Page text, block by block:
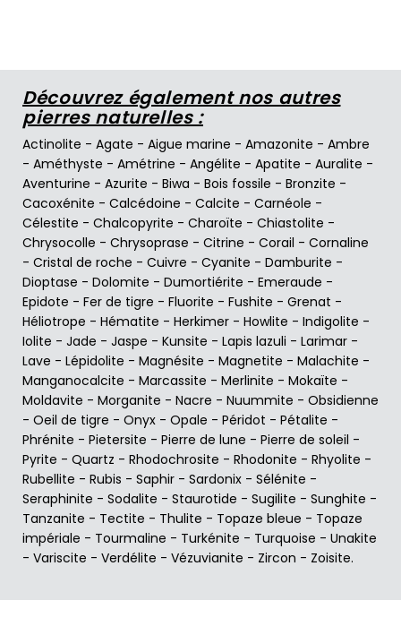
Découvrez également nos autres
pierres naturelles :
Actinolite - Agate - Aigue marine - Amazonite - Ambre
- Améthyste - Amétrine - Angélite - Apatite - Auralite -
Aventurine - Azurite - Biwa - Bois fossile - Bronzite -
Cacoxénite - Calcédoine - Calcite - Carnéole -
Célestite - Chalcopyrite - Charoïte - Chiastolite -
Chrysocolle - Chrysoprase - Citrine - Corail - Cornaline
- Cristal de roche - Cuivre - Cyanite - Damburite -
Dioptase - Dolomite - Dumortiérite - Emeraude -
Epidote - Fer de tigre - Fluorite - Fushite - Grenat -
Héliotrope - Hématite - Herkimer - Howlite - Indigolite -
Iolite - Jade - Jaspe - Kunsite - Lapis lazuli - Larimar -
Lave - Lépidolite - Magnésite - Magnetite - Malachite -
Manganocalcite - Marcassite - Merlinite - Mokaïte -
Moldavite - Morganite - Nacre - Nuummite - Obsidienne
- Oeil de tigre - Onyx - Opale - Péridot - Pétalite -
Phrénite - Pietersite - Pierre de lune - Pierre de soleil -
Pyrite - Quartz - Rhodochrosite - Rhodonite - Rhyolite -
Rubellite - Rubis - Saphir - Sardonix - Sélénite -
Seraphinite - Sodalite - Staurotide - Sugilite - Sunghite -
Tanzanite - Tectite - Thulite - Topaze bleue - Topaze
impériale - Tourmaline - Turkénite - Turquoise - Unakite
- Variscite - Verdélite - Vézuvianite - Zircon - Zoisite.